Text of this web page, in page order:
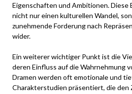
Eigenschaften und Ambitionen. Diese
nicht nur einen kulturellen Wandel,
zunehmende Forderung nach
wider.
Ein weiterer wichtiger Punkt ist die
deren Einfluss auf die Wahrnehmung
Dramen werden oft emotionale und
Charakterstudien präsentiert, die den